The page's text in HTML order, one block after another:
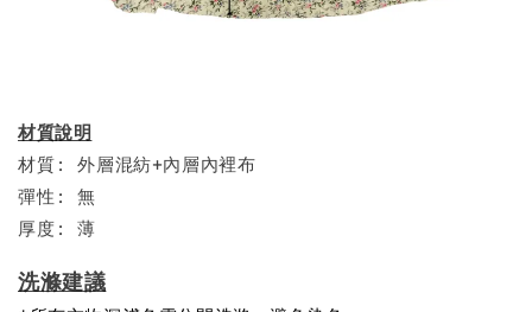
材質說明
材質: 外層混紡+內層內裡布
彈性: 無
厚度: 薄
洗滌建議